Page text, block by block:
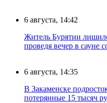
6 августа, 14:42
Житель Бурятии
проведя вечер в сауне
6 августа, 14:35
В Закаменске
потерянные 15 тысяч